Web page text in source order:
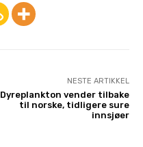
NESTE ARTIKKEL
Dyreplankton vender tilbake
til norske, tidligere sure
innsjøer